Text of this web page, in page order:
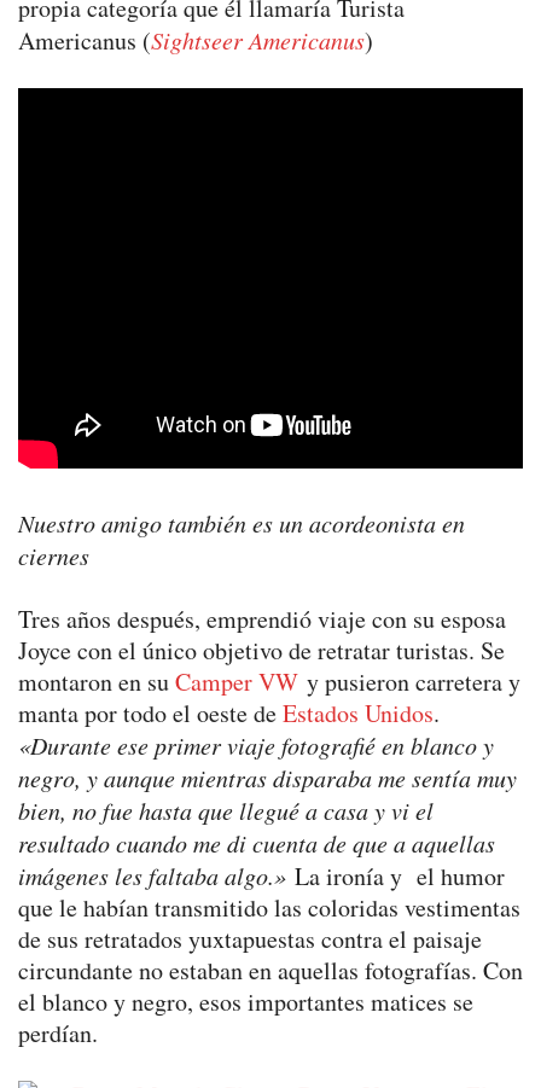
propia categoría que él llamaría Turista
Americanus (Sightseer Americanus)
Nuestro amigo también es un acordeonista en
ciernes
Tres años después, emprendió viaje con su esposa
Joyce con el único objetivo de retratar turistas. Se
montaron en suCamper VW y pusieron carretera y
manta por todo el oeste deEstados Unidos.
«Durante ese primer viaje fotografié en blanco y
negro, y aunque mientras disparaba me sentía muy
bien, no fue hasta que llegué a casa y vi el
resultado cuando me di cuenta de que a aquellas
imágenes les faltaba algo.» La ironía y el humor
que le habían transmitido las coloridas vestimentas
de sus retratados yuxtapuestas contra el paisaje
circundante no estaban en aquellas fotografías. Con
el blanco y negro, esos importantes matices se
perdían.